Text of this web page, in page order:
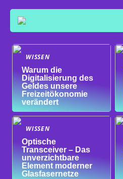
WISSEN
Warum die
Digitalisierung des
Geldes unsere
Freizeitökonomie
verändert
WISSEN
Optische
Transceiver – Das
unverzichtbare
Element moderner
Glasfasernetze